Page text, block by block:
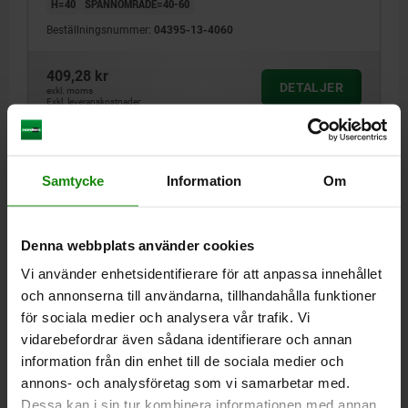
Samtycke Information Om
Denna webbplats använder cookies
Vi använder enhetsidentifierare för att anpassa innehållet
och annonserna till användarna, tillhandahålla funktioner
för sociala medier och analysera vår trafik. Vi
vidarebefordrar även sådana identifierare och annan
information från din enhet till de sociala medier och
annons- och analysföretag som vi samarbetar med.
Dessa kan i sin tur kombinera informationen med annan
H=40 SPÄNNOMRÅDE=40-60
Beställningsnummer: 04395-13-4060
409,28 kr
exkl. moms
Exkl. leveranskostnader
DETALJER
DETALJER
NEDLADDNINGAR
Andra kunder köpte också
04624-40